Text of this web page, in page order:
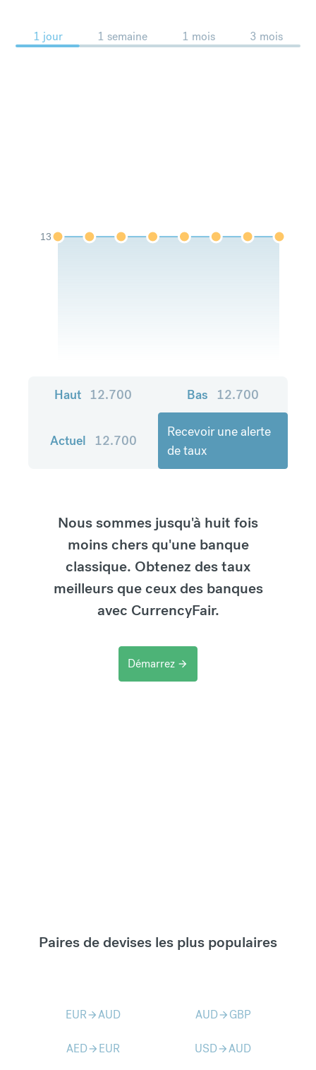
1 jour 1 semaine 1 mois 3 mois
13
Haut 12.700 Bas 12.700
Actuel 12.700
Recevoir une alerte
de taux
Nous sommes jusqu'à huit fois
moins chers qu'une banque
classique. Obtenez des taux
meilleurs que ceux des banques
avec CurrencyFair.
Démarrez arrow_forward
Paires de devises les plus populaires
EURarrow_forwardAUD AUDarrow_forward GBP
AEDarrow_forward EUR USDarrow_forwardAUD